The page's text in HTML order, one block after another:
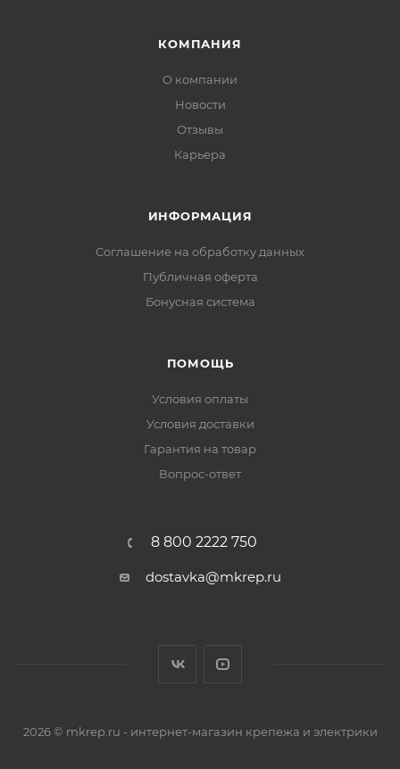
КОМПАНИЯ
О компании
Новости
Отзывы
Карьера
ИНФОРМАЦИЯ
Соглашение на обработку данных
Публичная оферта
Бонусная система
ПОМОЩЬ
Условия оплаты
Условия доставки
Гарантия на товар
Вопрос-ответ
8 800 2222 750
dostavka@mkrep.ru
2026 © mkrep.ru - интернет-магазин крепежа и электрики